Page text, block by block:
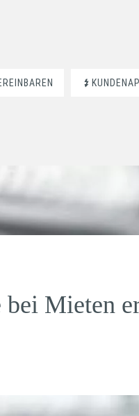
bei Mieten